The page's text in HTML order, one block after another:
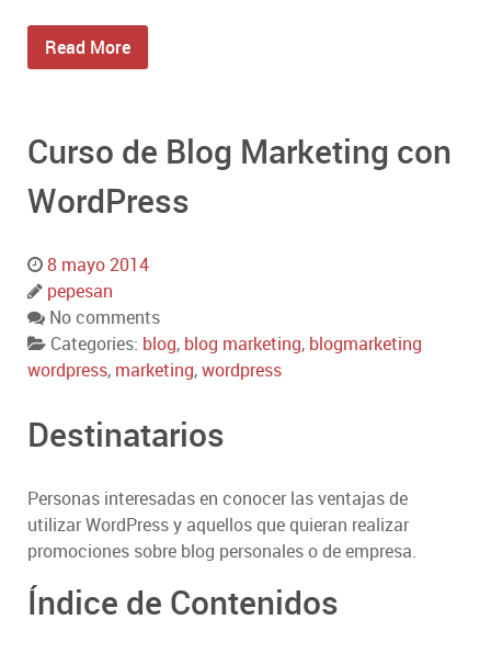
Read More
Curso de Blog Marketing con
WordPress
8 mayo 2014
pepesan
No comments
Categories: blog, blog marketing, blogmarketing
wordpress, marketing,wordpress
Destinatarios
Personas interesadas en conocer las ventajas de
utilizar WordPress y aquellos que quieran realizar
promociones sobre blog personales o de empresa.
Índice de Contenidos